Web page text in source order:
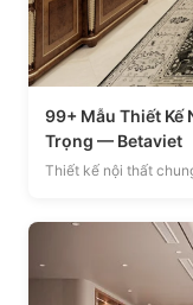
99+ Mẫu Thiết Kế
Trọng — Betaviet
Thiết kế nội thất